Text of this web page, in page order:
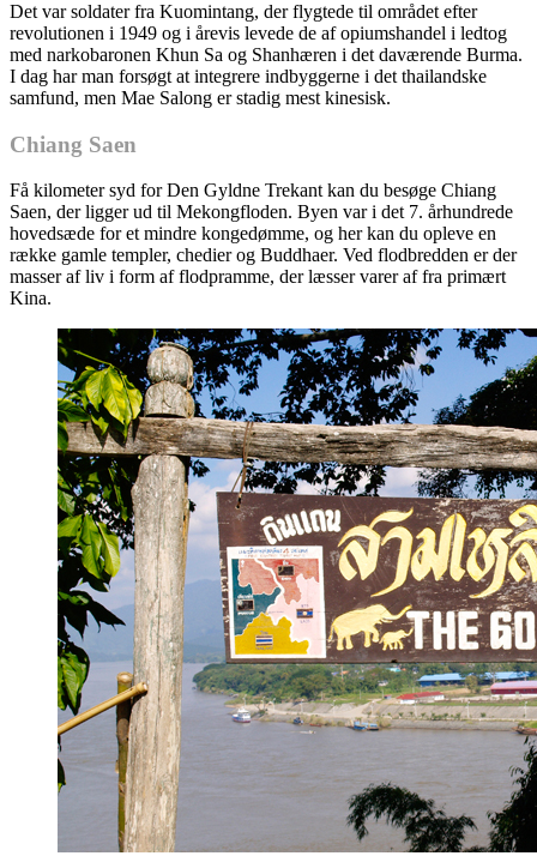
Det var soldater fra Kuomintang, der flygtede til området efter
revolutionen i 1949 og i årevis levede de af opiumshandel i ledtog
med narkobaronen Khun Sa og Shanhæren i det daværende Burma.
I dag har man forsøgt at integrere indbyggerne i det thailandske
samfund, men Mae Salong er stadig mest kinesisk.
Chiang Saen
Få kilometer syd for Den Gyldne Trekant kan du besøge Chiang
Saen, der ligger ud til Mekongfloden. Byen var i det 7. århundrede
hovedsæde for et mindre kongedømme, og her kan du opleve en
række gamle templer, chedier og Buddhaer. Ved flodbredden er der
masser af liv i form af flodpramme, der læsser varer af fra primært
Kina.